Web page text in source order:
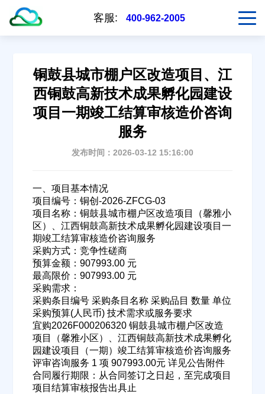
客服: 400-962-2005
铜鼓县城市棚户区改造项目、江
西铜鼓高新技术成果孵化园建设
项目一期竣工结算审核造价咨询
服务
发布时间：2026-03-12 15:16:00
一、项目基本情况
项目编号：铜创-2026-ZFCG-03
项目名称：铜鼓县城市棚户区改造项目（馨雅小
区）、江西铜鼓高新技术成果孵化园建设项目一
期竣工结算审核造价咨询服务
采购方式：竞争性磋商
预算金额：907993.00 元
最高限价：907993.00 元
采购需求：
采购条目编号 采购条目名称 采购品目 数量 单位
采购预算(人民币) 技术需求或服务要求
宜购2026F000206320 铜鼓县城市棚户区改造
项目（馨雅小区）、江西铜鼓高新技术成果孵化
园建设项目（一期）竣工结算审核造价咨询服务
评审咨询服务 1 项 907993.00元 详见公告附件
合同履行期限：从合同签订之日起，至完成项目
项目结算审核报告出具止